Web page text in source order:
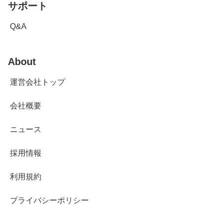
サポート
Q&A
About
運営会社トップ
会社概要
ニュース
採用情報
利用規約
プライバシーポリシー